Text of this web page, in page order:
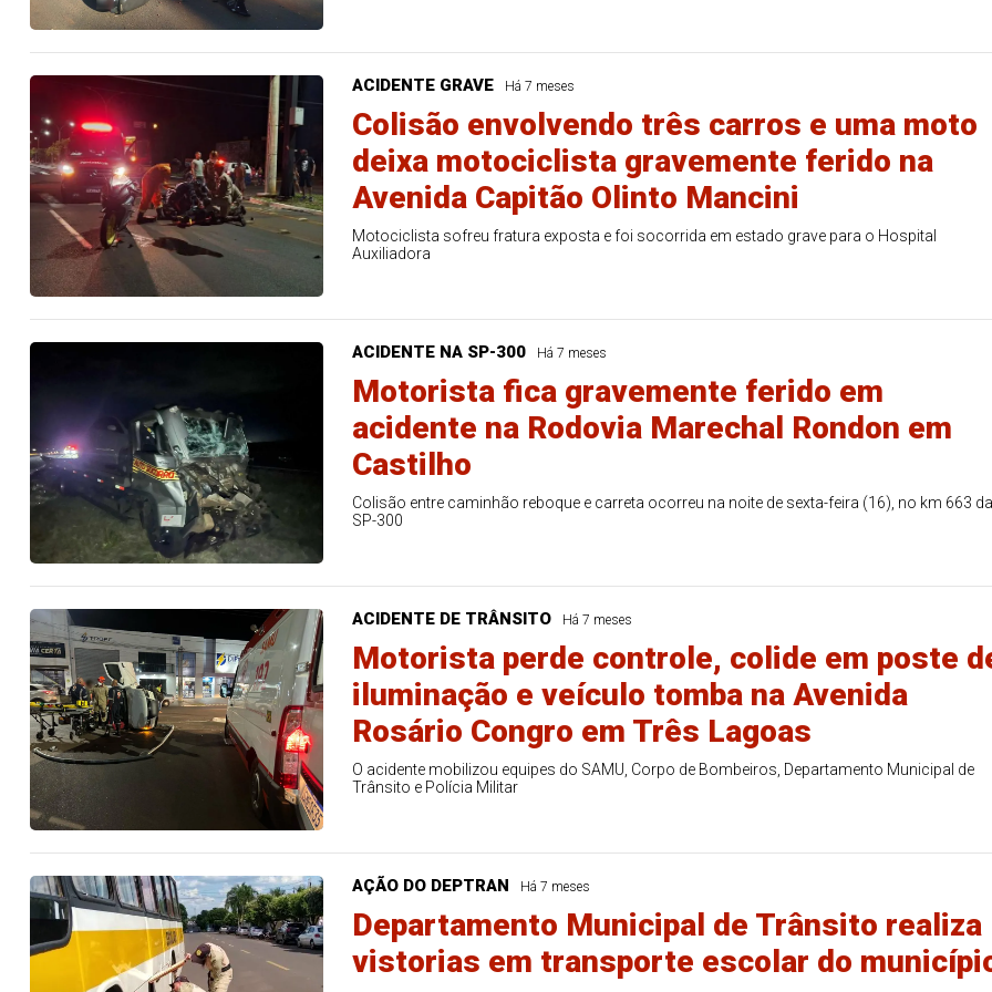
ACIDENTE GRAVE Há 7 meses
Colisão envolvendo três carros e uma moto
deixa motociclista gravemente ferido na
Avenida Capitão Olinto Mancini
Motociclista sofreu fratura exposta e foi socorrida em estado grave para o Hospital
Auxiliadora
ACIDENTE NA SP-300 Há 7 meses
Motorista fica gravemente ferido em
acidente na Rodovia Marechal Rondon em
Castilho
Colisão entre caminhão reboque e carreta ocorreu na noite de sexta-feira (16), no km 663
SP-300
ACIDENTE DE TRÂNSITO Há 7 meses
Motorista perde controle, colide em poste
iluminação e veículo tomba na Avenida
Rosário Congro em Três Lagoas
O acidente mobilizou equipes do SAMU, Corpo de Bombeiros, Departamento Municipal de
Trânsito e Polícia Militar
AÇÃO DO DEPTRAN Há 7 meses
Departamento Municipal de Trânsito realiza
vistorias em transporte escolar do